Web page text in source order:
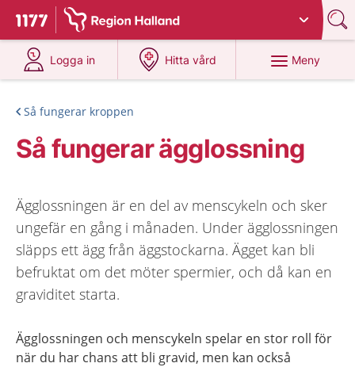
Till startsidan för 1177
Du har valt region Halland
Logga in
på 1177.se
Hitta vård
på 1177.se
Meny
Så fungerar kroppen
Så fungerar ägglossning
Ägglossningen är en del av menscykeln och sker
ungefär en gång i månaden. Under ägglossningen
släpps ett ägg från äggstockarna. Ägget kan bli
befruktat om det möter spermier, och då kan en
graviditet starta.
Ägglossningen och menscykeln spelar en stor roll för
när du har chans att bli gravid, men kan också